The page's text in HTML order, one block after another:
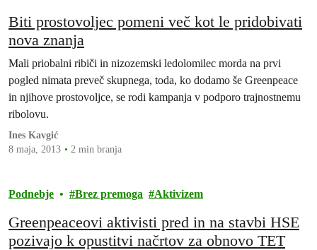
Biti prostovoljec pomeni več kot le pridobivati
nova znanja
Mali priobalni ribiči in nizozemski ledolomilec morda na prvi
pogled nimata preveč skupnega, toda, ko dodamo še Greenpeace
in njihove prostovoljce, se rodi kampanja v podporo trajnostnemu
ribolovu.
Ines Kavgić
8 maja, 2013
2 min branja
Podnebje Brez premoga Aktivizem
Greenpeaceovi aktivisti pred in na stavbi HSE
pozivajo k opustitvi načrtov za obnovo TET